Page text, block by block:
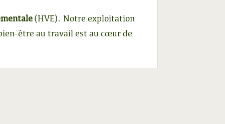
(HVE). Notre exploitation
être au travail est au cœur de